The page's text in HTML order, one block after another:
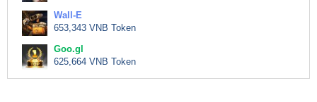
Wall-E
653,343 VNB Token
Goo.gl
625,664 VNB Token